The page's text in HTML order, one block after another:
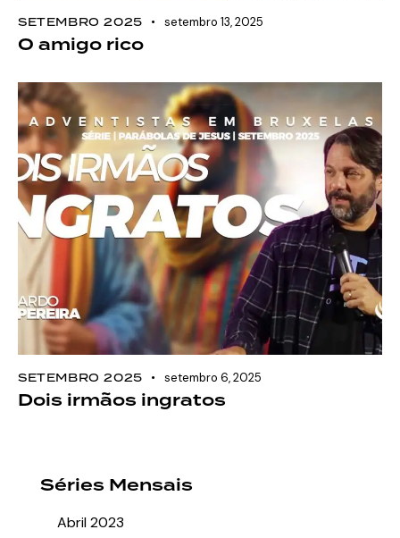
SETEMBRO 2025 setembro 13, 2025
O amigo rico
SETEMBRO 2025 setembro 6, 2025
Dois irmãos ingratos
Séries Mensais
Abril 2023